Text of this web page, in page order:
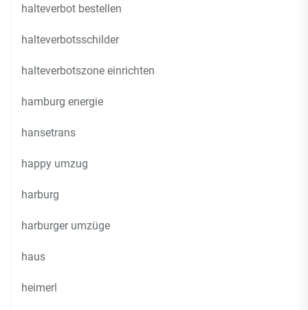
halteverbot bestellen
halteverbotsschilder
halteverbotszone einrichten
hamburg energie
hansetrans
happy umzug
harburg
harburger umzüge
haus
heimerl